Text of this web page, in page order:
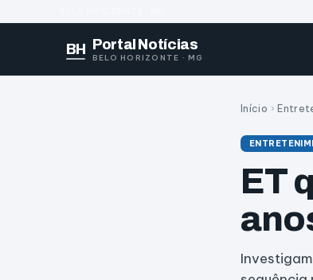
BH Portal Notícias
BELO HORIZONTE · MG
Início ›
ET